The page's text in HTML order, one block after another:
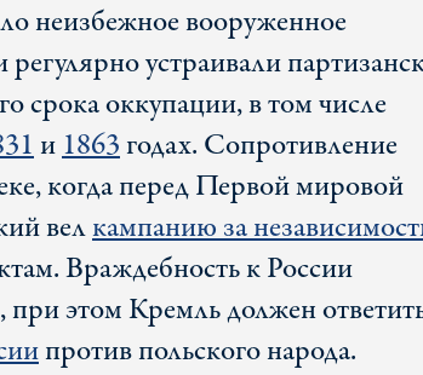
неизбежное вооруженное
устраивали
срока оккупации, в том числе
и1863годах. Сопротивление
когда перед Первой мировой
велкампанию за
Враждебность к России
при этом Кремль должен
против польского народа.